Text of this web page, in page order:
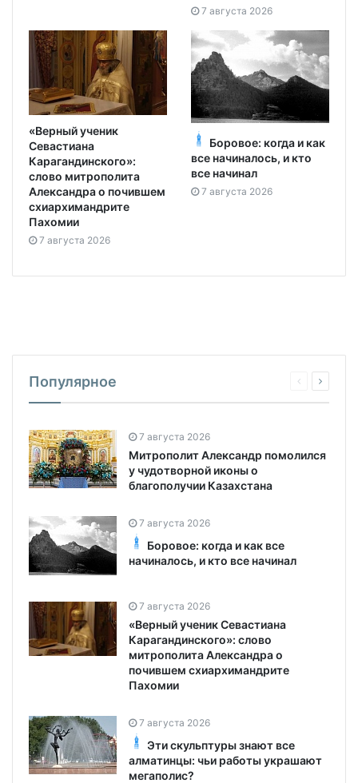
7 августа 2026
«Верный ученик
Севастиана
Карагандинского»:
слово митрополита
Александра о почившем
схиархимандрите
Пахомии
7 августа 2026
Боровое: когда и как
все начиналось, и кто
все начинал
7 августа 2026
Популярное
7 августа 2026
Митрополит Александр помолился
у чудотворной иконы о
благополучии Казахстана
7 августа 2026
Боровое: когда и как все
начиналось, и кто все начинал
7 августа 2026
«Верный ученик Севастиана
Карагандинского»: слово
митрополита Александра о
почившем схиархимандрите
Пахомии
7 августа 2026
Эти скульптуры знают все
алматинцы: чьи работы украшают
мегаполис?